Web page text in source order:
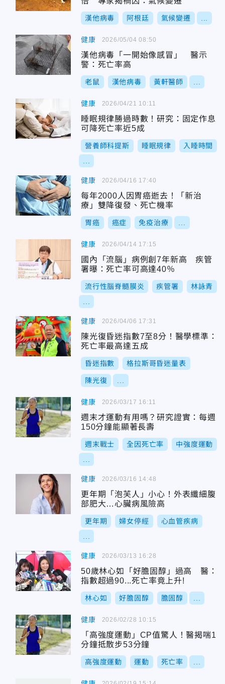
漢他病毒 阿根廷 氣候變遷
健康
漢他病毒「一開始像感冒」 醫示
警：死亡率高
老鼠 漢他病毒 黃軒醫師
2026/05/04 08:50
健康
睡眠規律勝過時數！研究：固定作息
可降死亡率近5成
營養師科提斯 睡眠規律 入睡時間
2026/04/21 10:11
健康
每年2000人因胃癌逝去！「新治
療」雙降復發、死亡機率
胃癌 癌症 免疫治療
2026/04/16 17:40
健康
國內「流腦」病例創7年新高 疾管
署曝：死亡率可高達40％
流行性腦脊髓膜炎 疾管署 林詠青
2026/04/14 17:15
健康
陳光復昏迷指數7至8分！醫學標準：
死亡率最高達五成
昏迷指數 格拉斯哥昏迷量表
陳光復
2026/04/06 17:31
健康
週末才運動有用嗎？研究證實：每週
150分鐘能顯著長壽
週末戰士 全因死亡率 中強度運動
2026/03/17 16:11
健康
更年期「泡芙人」小心！外表纖細腹
部肥大…心臟病風險高
更年期 婦女停經 心血管疾病
2026/03/16 14:48
健康
50歲林心如「好膽固醇」過高 醫：
指數超過90...死亡率竟上升!
林心如 好膽固醇 膽固醇
2026/03/13 16:28
健康
「高強度運動」CP值驚人！醫揭喘1
分鐘抵散步53分鐘
高強度運動 運動 死亡率
2026/02/28 10:15